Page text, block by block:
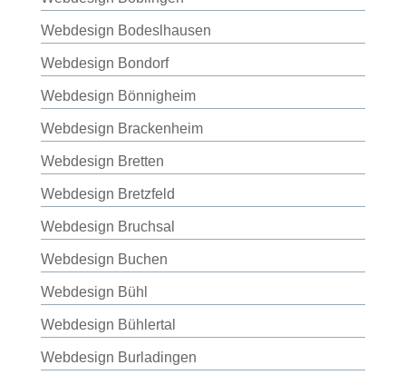
Webdesign Bodeslhausen
Webdesign Bondorf
Webdesign Bönnigheim
Webdesign Brackenheim
Webdesign Bretten
Webdesign Bretzfeld
Webdesign Bruchsal
Webdesign Buchen
Webdesign Bühl
Webdesign Bühlertal
Webdesign Burladingen